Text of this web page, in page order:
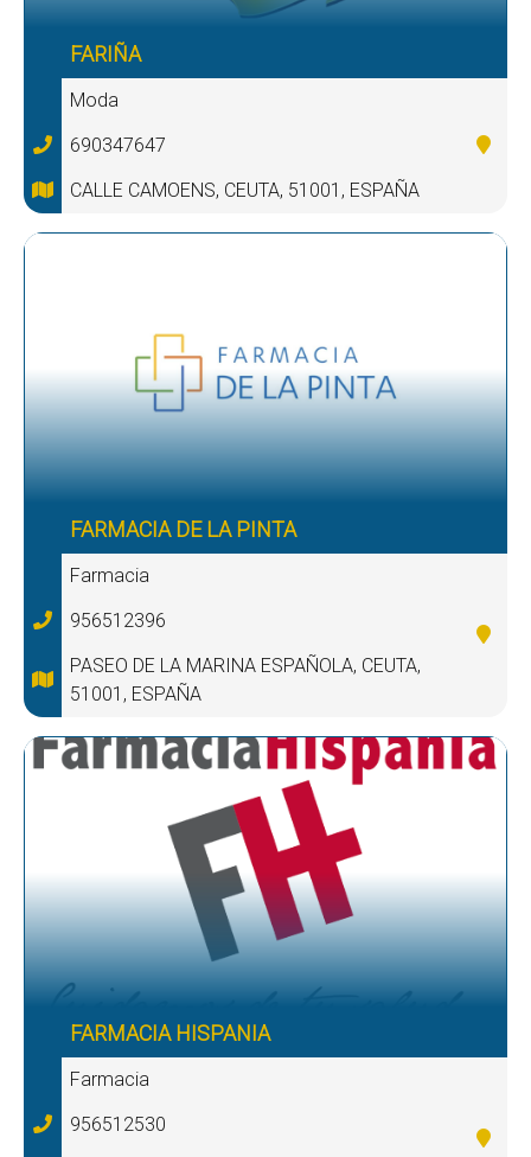
FARIÑA
Moda
690347647
CALLE CAMOENS, CEUTA, 51001, ESPAÑA
FARMACIA DE LA PINTA
Farmacia
956512396
PASEO DE LA MARINA ESPAÑOLA, CEUTA,
51001, ESPAÑA
FARMACIA HISPANIA
Farmacia
956512530